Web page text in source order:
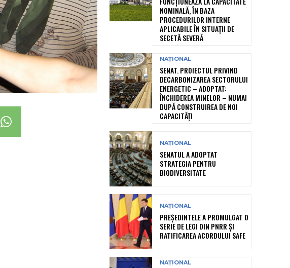
NOMINALĂ, ÎN BAZA
PROCEDURILOR INTERNE
APLICABILE ÎN SITUAȚII DE
SECETĂ SEVERĂ
NAȚIONAL
SENAT. PROIECTUL PRIVIND
DECARBONIZAREA SECTORULUI
ENERGETIC – ADOPTAT:
ÎNCHIDEREA MINELOR – NUMAI
DUPĂ CONSTRUIREA DE NOI
CAPACITĂȚI
NAȚIONAL
SENATUL A ADOPTAT
STRATEGIA PENTRU
BIODIVERSITATE
NAȚIONAL
PREȘEDINTELE A PROMULGAT O
SERIE DE LEGI DIN PNRR ȘI
RATIFICAREA ACORDULUI SAFE
NAȚIONAL